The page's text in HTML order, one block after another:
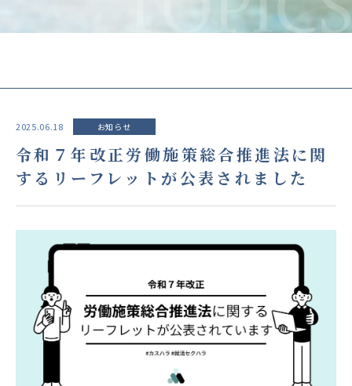
2025.06.18 お知らせ
令和７年改正労働施策総合推進法に関
するリーフレットが公表されました